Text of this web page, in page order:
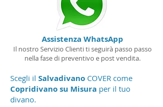
Assistenza WhatsApp
Il nostro Servizio Clienti ti seguirà passo passo
nella fase di preventivo e post vendita.
Scegli il Salvadivano COVER come
Copridivano su Misura per il tuo
divano.